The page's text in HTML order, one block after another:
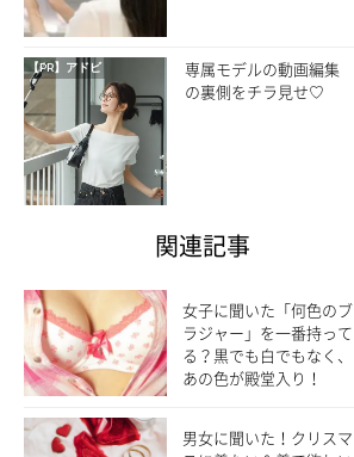
【PR】アドビ
専属モデルの動画編集
の裏側をチラ見せ♡
関連記事
女子に聞いた「何色のブ
ラジャー」を一番持って
る？黒でも白でもなく、
あの色が殿堂入り！
男女に聞いた！クリスマ